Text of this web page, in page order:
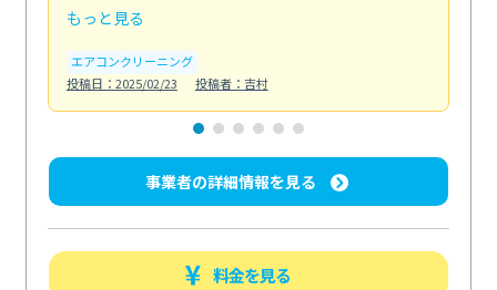
もっと見る
エアコンクリーニング
投稿日：2025/02/23
投稿者：吉村
事業者の詳細情報を見る
料金を見る